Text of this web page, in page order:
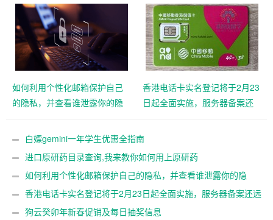
如何利用个性化邮箱保护自己
的隐私，并查看谁泄露你的隐
香港电话卡实名登记将于2月23
日起全面实施，服务器备案还
白嫖gemini一年学生优惠全指南
进口原研药目录查询,我来教你如何用上原研药
如何利用个性化邮箱保护自己的隐私，并查看谁泄露你的隐
私 香港电话卡实名登记将于2月23日起全面实施，服务器备案还远
吗？狗云癸卯年新春促销及每日抽奖信息